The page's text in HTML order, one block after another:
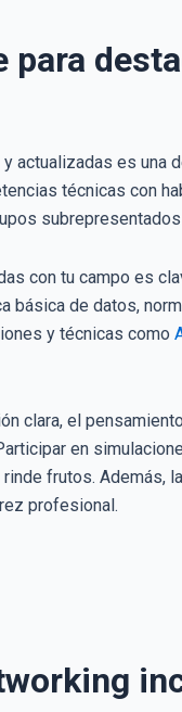
actualizadas es
técnicas con
con tu campo es
básica de datos,
y técnicas como
clara, el
en
frutos. Además,
profesional.